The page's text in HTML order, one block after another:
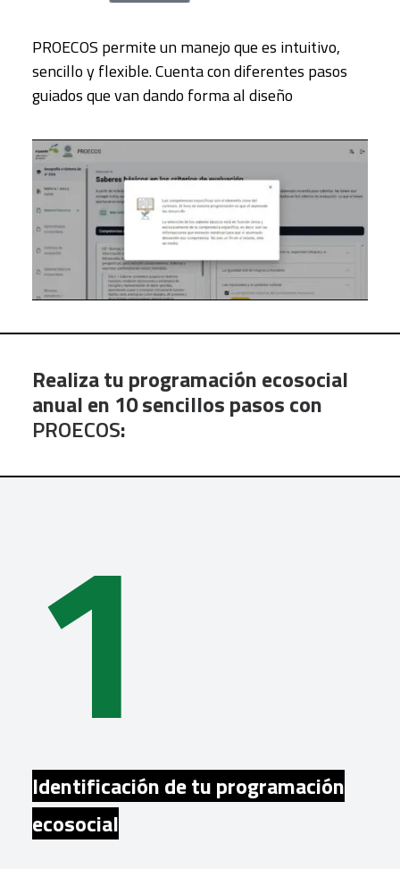
PROECOS permite un manejo que es intuitivo,
sencillo y flexible. Cuenta con diferentes pasos
guiados que van dando forma al diseño
Realiza tu programación ecosocial
anual en 10 sencillos pasos con
PROECOS:
1
Identificación de tu programación
ecosocial